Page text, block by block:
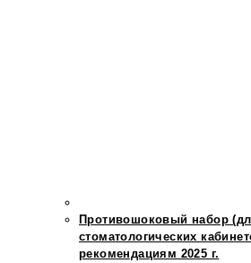
Противошоковый набор
стоматологических
рекомендациям 2025 г.